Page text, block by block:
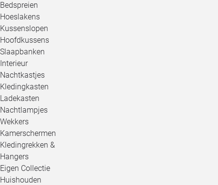
Bedspreien
Hoeslakens
Kussenslopen
Hoofdkussens
Slaapbanken
Interieur
Nachtkastjes
Kledingkasten
Ladekasten
Nachtlampjes
Wekkers
Kamerschermen
Kledingrekken &
Hangers
Eigen Collectie
Huishouden